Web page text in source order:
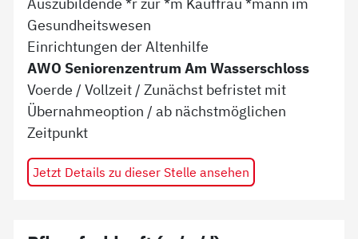
Gesundheitswesen
Einrichtungen der Altenhilfe
AWO Seniorenzentrum Am Wasserschloss
Voerde /Vollzeit /Zunächst befristet mit
Übernahmeoption / ab nächstmöglichen
Zeitpunkt
Jetzt Details zu dieser Stelle ansehen